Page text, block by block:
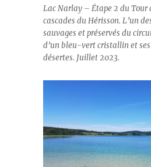
Lac Narlay – Étape 2 du Tour
cascades du Hérisson. L’un
sauvages et préservés du
d’un bleu-vert cristallin et
désertes. Juillet 2023.